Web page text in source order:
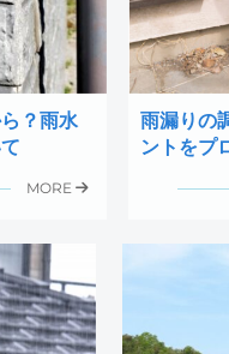
？雨水
MORE
雨漏りの
ントをプ